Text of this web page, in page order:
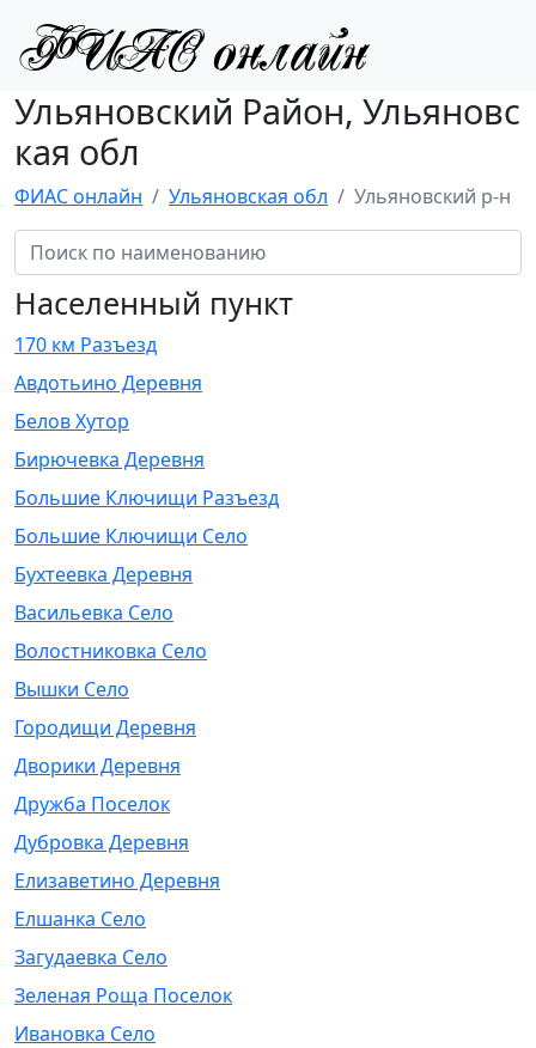
Ульяновский Район, Ульяновс
кая обл
ФИАС онлайн Ульяновская обл Ульяновский р-н
Населенный пункт
170 км Разъезд
Авдотьино Деревня
Белов Хутор
Бирючевка Деревня
Большие Ключищи Разъезд
Большие Ключищи Село
Бухтеевка Деревня
Васильевка Село
Волостниковка Село
Вышки Село
Городищи Деревня
Дворики Деревня
Дружба Поселок
Дубровка Деревня
Елизаветино Деревня
Елшанка Село
Загудаевка Село
Зеленая Роща Поселок
Ивановка Село